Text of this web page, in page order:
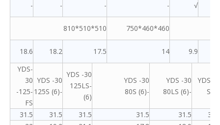
√
-
-
-
-
460*460*750
510*510*810
9.9
14
17.5
18.2
18.6
YDS-
S
YDS -30
-80LS (6)
YDS -30
-80S (6)
YDS -30
-125LS
(6)
YDS -30
-125S (6)
YDS-
30
-125-
FS
31.5
31.5
31.5
31.5
31.5